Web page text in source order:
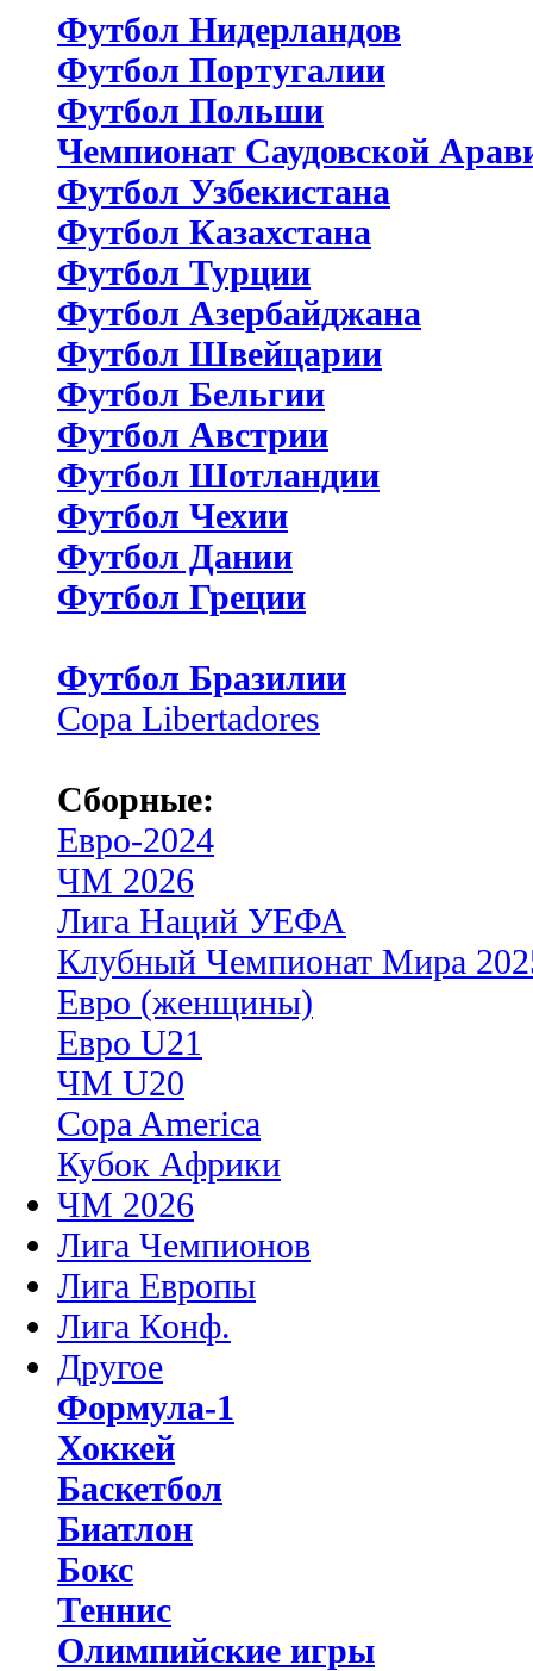
Футбол Нидерландов
Футбол Португалии
Футбол Польши
Чемпионат Саудовской
Футбол Узбекистана
Футбол Казахстана
Футбол Турции
Футбол Азербайджана
Футбол Швейцарии
Футбол Бельгии
Футбол Австрии
Футбол Шотландии
Футбол Чехии
Футбол Дании
Футбол Греции
Футбол Бразилии
Copa Libertadores
Сборные:
Евро-2024
ЧМ 2026
Лига Наций УЕФА
Клубный Чемпионат Мира
Евро (женщины)
Евро U21
ЧМ U20
Copa America
Кубок Африки
ЧМ 2026
Лига Чемпионов
Лига Европы
Лига Конф.
Другое
Формула-1
Хоккей
Баскетбол
Биатлон
Бокс
Теннис
Олимпийские игры